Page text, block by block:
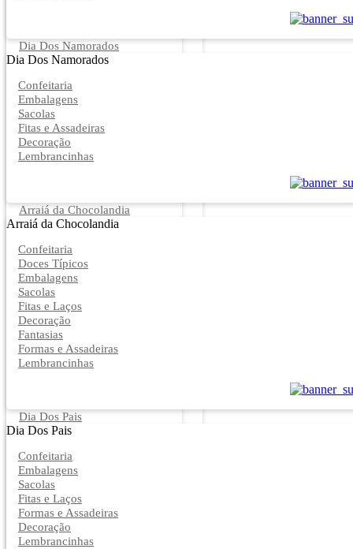
Dia Dos Namorados
Dia Dos Namorados
Confeitaria
Embalagens
Sacolas
Fitas e Assadeiras
Decoração
Lembrancinhas
Arraiá da Chocolandia
Arraiá da Chocolandia
Confeitaria
Doces Típicos
Embalagens
Sacolas
Fitas e Laços
Decoração
Fantasias
Formas e Assadeiras
Lembrancinhas
Dia Dos Pais
Dia Dos Pais
Confeitaria
Embalagens
Sacolas
Fitas e Laços
Formas e Assadeiras
Decoração
Lembrancinhas